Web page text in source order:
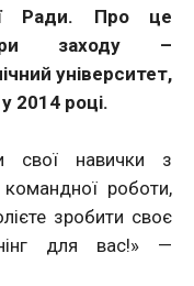
Ради. Про це
заходу –
університет,
2014 році.
свої навички з
роботи,
зробити своє
для вас!» —